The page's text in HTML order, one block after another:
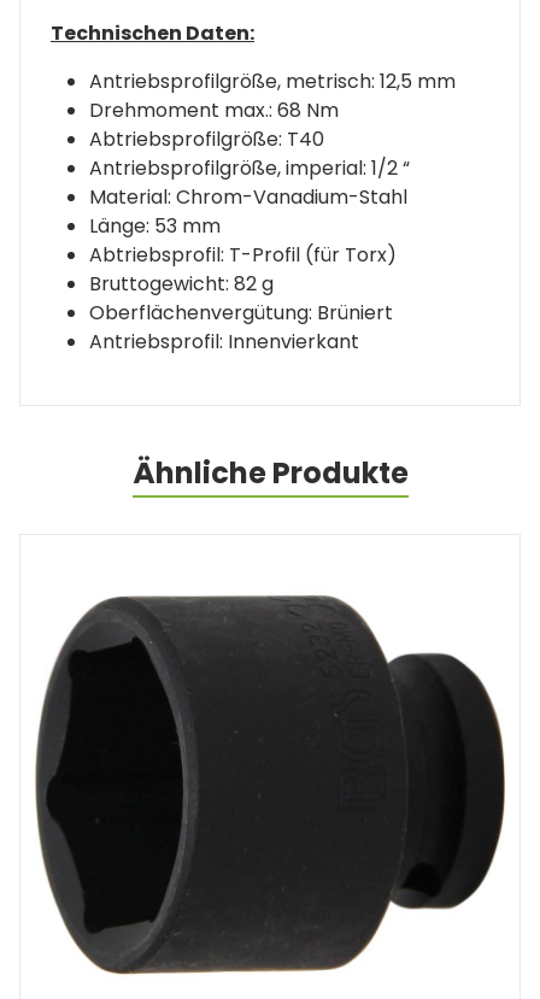
Technischen Daten:
Antriebsprofilgröße, metrisch: 12,5 mm
Drehmoment max.: 68 Nm
Abtriebsprofilgröße: T40
Antriebsprofilgröße, imperial: 1/2 “
Material: Chrom-Vanadium-Stahl
Länge: 53 mm
Abtriebsprofil: T-Profil (für Torx)
Bruttogewicht: 82 g
Oberflächenvergütung: Brüniert
Antriebsprofil: Innenvierkant
Ähnliche Produkte